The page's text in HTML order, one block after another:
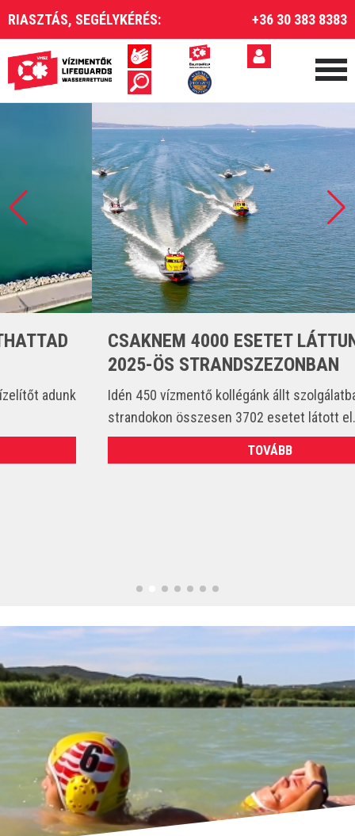
RIASZTÁS, SEGÉLYKÉRÉS: +36 30 383 8383
CSAKNEM 4000 ESETET LÁTTUNK EL A
2025-ÖS STRANDSZEZONBAN
Idén 450 vízmentő kollégánk állt szolgálatba és csak a
strandokon összesen 3702 esetet látott el. (VIDEÓ)